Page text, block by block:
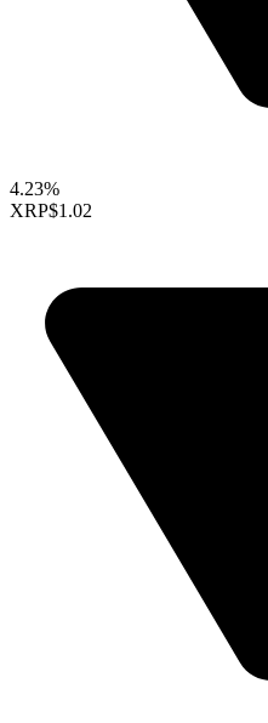
4.23%
XRP$1.02